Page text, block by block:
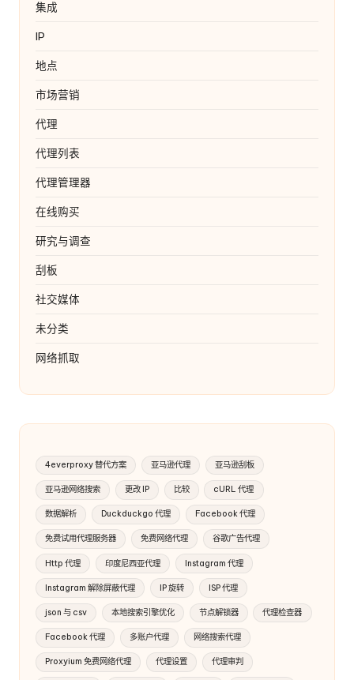
集成
IP
地点
市场营销
代理
代理列表
代理管理器
在线购买
研究与调查
刮板
社交媒体
未分类
网络抓取
4everproxy 替代方案 亚马逊代理 亚马逊刮板
亚马逊网络搜索 更改 IP 比较 cURL 代理
数据解析 Duckduckgo 代理 Facebook 代理
免费试用代理服务器 免费网络代理 谷歌广告代理
Http 代理 印度尼西亚代理 Instagram 代理
Instagram 解除屏蔽代理 IP 旋转 ISP 代理
json 与 csv 本地搜索引擎优化 节点解锁器 代理检查器
Facebook 代理 多账户代理 网络搜索代理
Proxyium 免费网络代理 代理设置 代理审判